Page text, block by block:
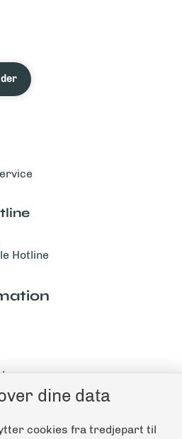
Hotline
dine data
cookies fra tredjepart til